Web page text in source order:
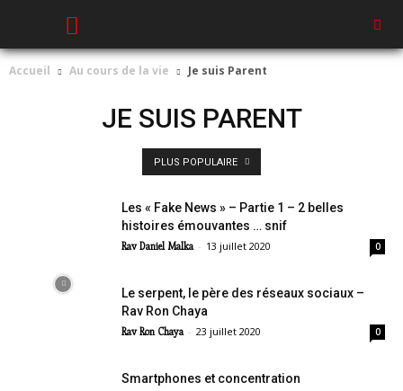
Accueil Au cours de la vie Je suis Parent
JE SUIS PARENT
PLUS POPULAIRE
Les « Fake News » – Partie 1 – 2 belles
histoires émouvantes … snif
Rav Daniel Malka - 13 juillet 2020 0
Le serpent, le père des réseaux sociaux –
Rav Ron Chaya
Rav Ron Chaya - 23 juillet 2020 0
Smartphones et concentration